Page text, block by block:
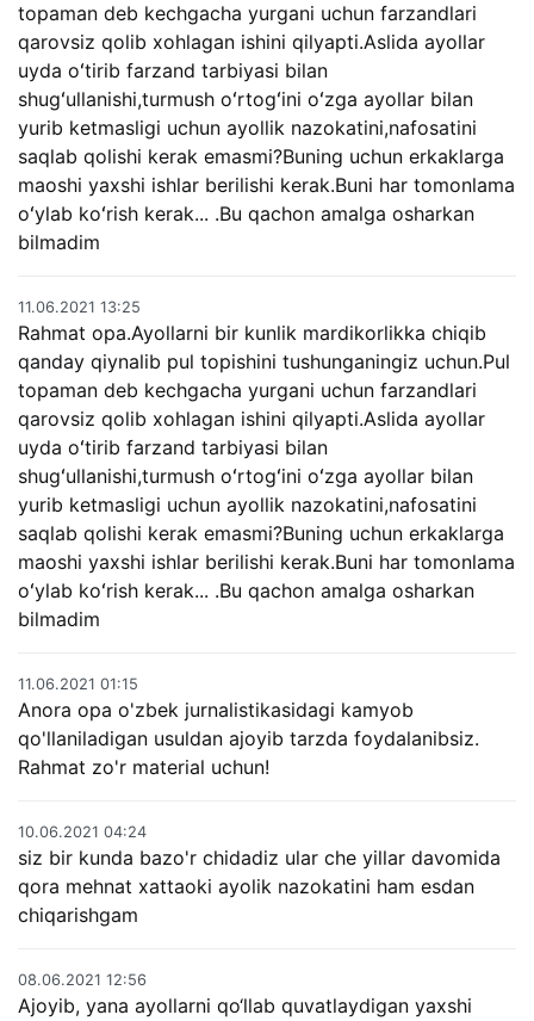
topaman deb kechgacha yurgani uchun farzandlari
qarovsiz qolib xohlagan ishini qilyapti.Aslida ayollar
uyda oʻtirib farzand tarbiyasi bilan
shugʻullanishi,turmush oʻrtogʻini oʻzga ayollar bilan
yurib ketmasligi uchun ayollik nazokatini,nafosatini
saqlab qolishi kerak emasmi?Buning uchun erkaklarga
maoshi yaxshi ishlar berilishi kerak.Buni har tomonlama
oʻylab koʻrish kerak... .Bu qachon amalga osharkan
bilmadim
11.06.2021 13:25
Rahmat opa.Ayollarni bir kunlik mardikorlikka chiqib
qanday qiynalib pul topishini tushunganingiz uchun.Pul
topaman deb kechgacha yurgani uchun farzandlari
qarovsiz qolib xohlagan ishini qilyapti.Aslida ayollar
uyda oʻtirib farzand tarbiyasi bilan
shugʻullanishi,turmush oʻrtogʻini oʻzga ayollar bilan
yurib ketmasligi uchun ayollik nazokatini,nafosatini
saqlab qolishi kerak emasmi?Buning uchun erkaklarga
maoshi yaxshi ishlar berilishi kerak.Buni har tomonlama
oʻylab koʻrish kerak... .Bu qachon amalga osharkan
bilmadim
11.06.2021 01:15
Anora opa o'zbek jurnalistikasidagi kamyob
qo'llaniladigan usuldan ajoyib tarzda foydalanibsiz.
Rahmat zo'r material uchun!
10.06.2021 04:24
siz bir kunda bazo'r chidadiz ular che yillar davomida
qora mehnat xattaoki ayolik nazokatini ham esdan
chiqarishgam
08.06.2021 12:56
Ajoyib, yana ayollarni qo‘llab quvatlaydigan yaxshi